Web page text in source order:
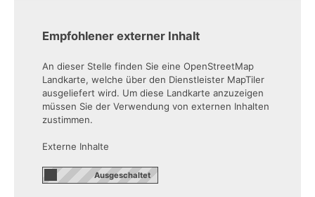
Empfohlener externer Inhalt
An dieser Stelle finden Sie eine OpenStreetMap
Landkarte, welche über den Dienstleister MapTiler
ausgeliefert wird. Um diese Landkarte anzuzeigen
müssen Sie der Verwendung von externen Inhalten
zustimmen.
Externe Inhalte